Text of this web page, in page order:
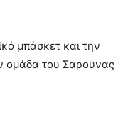
μπάσκετ και την
ομάδα του Σαρούνας